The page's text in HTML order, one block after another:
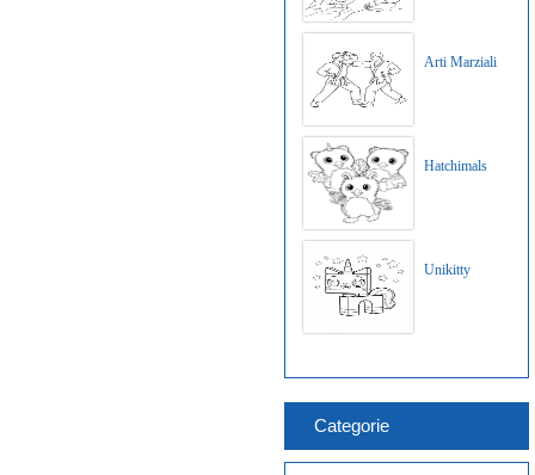
Arti Marziali
Hatchimals
Unikitty
Categorie